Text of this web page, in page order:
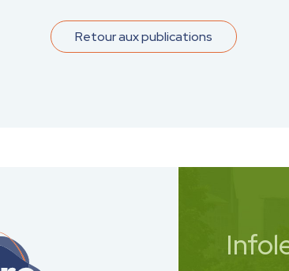
Retour aux publications